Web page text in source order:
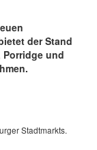
der Stand
Porridge und
Stadtmarkts.